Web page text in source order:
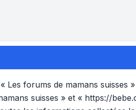
forums de mamans suisses
suisses » et « https://